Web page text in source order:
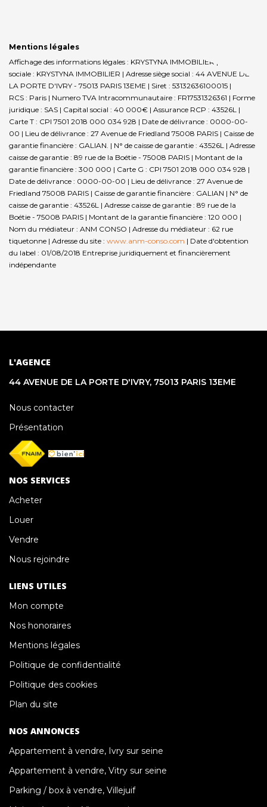
Mentions légales
Affichage des informations légales : KRYSTYNA IMMOBILIER | Raison
sociale : KRYSTYNA IMMOBILIER | Adresse siège social : 44 AVENUE DE
LA PORTE D'IVRY - 75013 PARIS 13EME | Siret : 53132636100015 |
RCS : Paris | Numero TVA Intracommunautaire : FR17531326361 | Forme
juridique : SAS | Capital social : 40 000€ | Assurance RCP : 43526L |
Carte T : CPI 7501 2018 000 034 928 | Date de délivrance : 0000-00-
00 | Lieu de délivrance : 27 Avenue de Friedland 75008 PARIS | Caisse de
garantie financière : GALIAN. | N° de caisse de garantie : 43526L | Adresse
caisse de garantie : 89 rue de la Boétie - 75008 PARIS | Montant de la
garantie financière : 300 000 | Carte G : CPI 7501 2018 000 034 928 |
Date de délivrance : 0000-00-00 | Lieu de délivrance : 27 Avenue de
Friedland 75008 PARIS | Caisse de garantie financière : GALIAN | N° de
caisse de garantie : 43526L | Adresse caisse de garantie : 89 rue de la
Boétie - 75008 PARIS | Montant de la garantie financière : 120 000 |
Nom du médiateur : ANM CONSO | Adresse du médiateur : 62 rue
tiquetonne | Adresse du site : www.anm-conso.com | Date d'obtention
du label : 01/08/2018 Entreprise juridiquement et financièrement
indépendante
L'AGENCE
44 AVENUE DE LA PORTE D'IVRY, 75013 PARIS 13EME
Nous contacter
Présentation
NOS SERVICES
Acheter
Louer
Vendre
Nous rejoindre
LIENS UTILES
Mon compte
Nos honoraires
Mentions légales
Politique de confidentialité
Politique des cookies
Plan du site
NOS ANNONCES
Appartement à vendre, Ivry sur seine
Appartement à vendre, Vitry sur seine
Parking / box à vendre, Villejuif